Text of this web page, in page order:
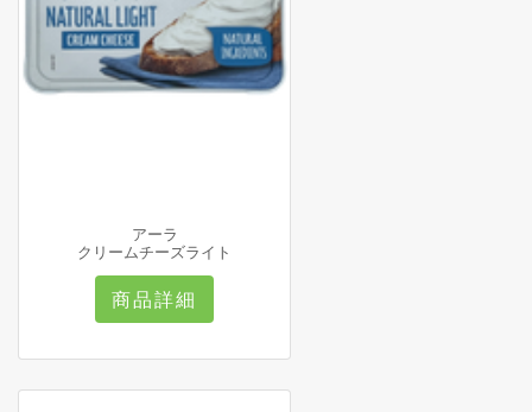
アーラ
クリームチーズライト
商品詳細